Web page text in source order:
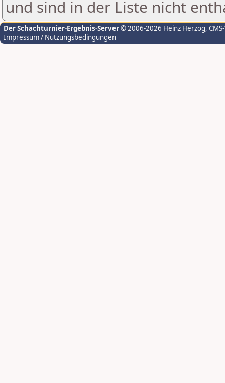
und sind in der Liste nicht
Der Schachturnier-Ergebnis-Server© 2006-2026 Heinz Herzog,
Impressum / Nutzungsbedingungen